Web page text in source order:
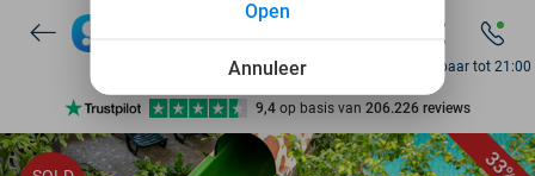
7 dagen per week beschikbaar
9,4 op basis van206.226 reviews
Ontdek 15.000+ deals
Bereikbaar tot 21:00
Annuleer
Open